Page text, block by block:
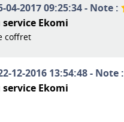
04-2017 09:25:34 - Note :
Ekomi
coffret
12-2016 13:54:48 - Note :
Ekomi